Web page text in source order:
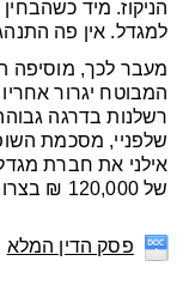
הניקוז. מיד
למגדל. אין פה
מעבר לכך, מוסיפה
המבוטח יגרור
רשלנות בדרגה
שלפניי, מסכמת
אילני את חברת
של 120,000 ₪ בצרוף הוצאות משפט ושכר טרחת עורך דין.
פסק הדין המלא